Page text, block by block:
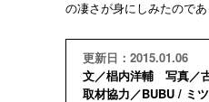
の凄さが身にしみたのであ
更新日：2015.01.06
文／椙内洋輔 写真／
取材協力／BUBU /